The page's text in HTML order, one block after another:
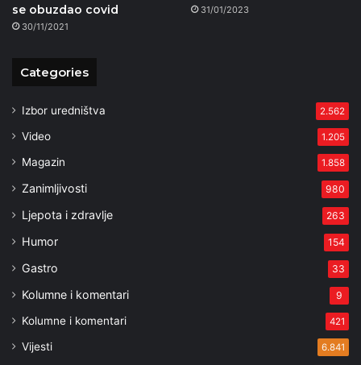
se obuzdao covid
30/11/2021
31/01/2023
Categories
Izbor uredništva 2.562
Video 1.205
Magazin 1.858
Zanimljivosti 980
Ljepota i zdravlje 263
Humor 154
Gastro 33
Kolumne i komentari 9
Kolumne i komentari 421
Vijesti 6.841